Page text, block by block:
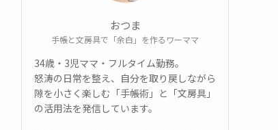
おつま
手帳と文房具で「余白」を作るワーママ
34歳・3児ママ・フルタイム勤務。
怒涛の日常を整え、自分を取り戻しながら
隙を小さく楽しむ「手帳術」と「文房具」
の活用法を発信しています。